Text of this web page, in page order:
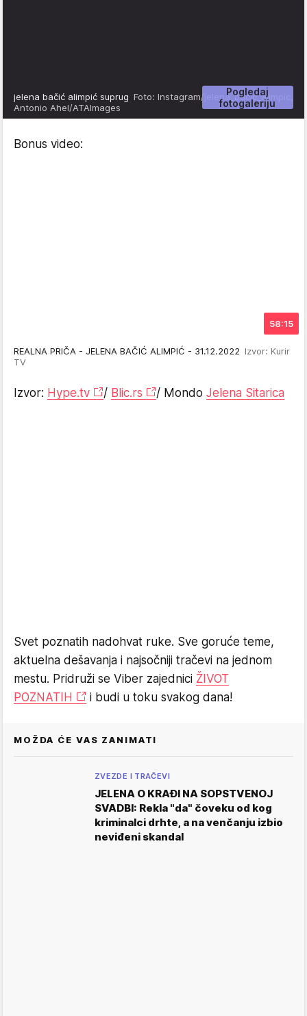
Pogledaj
fotogaleriju
jelena bačić alimpić suprug Foto: Instagram/jelena_bacic_alimpic,
Antonio Ahel/ATAImages
Bonus video:
58:15
REALNA PRIČA - JELENA BAČIĆ ALIMPIĆ - 31.12.2022 Izvor: Kurir
TV
Izvor: Hype.tv / Blic.rs / Mondo Jelena Sitarica
Svet poznatih nadohvat ruke. Sve goruće teme,
aktuelna dešavanja i najsočniji tračevi na jednom
mestu. Pridruži se Viber zajednici ŽIVOT
POZNATIH
i budi u toku svakog dana!
MOŽDA ĆE VAS ZANIMATI
ZVEZDE I TRAČEVI
JELENA O KRAĐI NA SOPSTVENOJ
SVADBI: Rekla "da" čoveku od kog
kriminalci drhte, a na venčanju izbio
neviđeni skandal